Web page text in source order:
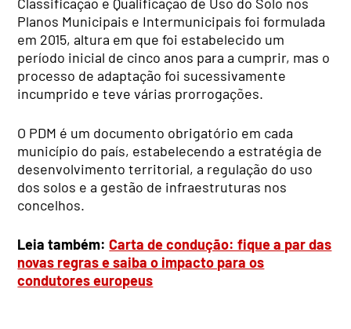
Planos Municipais e Intermunicipais foi formulada
em 2015, altura em que foi estabelecido um
período inicial de cinco anos para a cumprir, mas o
processo de adaptação foi sucessivamente
incumprido e teve várias prorrogações.
O PDM é um documento obrigatório em cada
município do país, estabelecendo a estratégia de
desenvolvimento territorial, a regulação do uso
dos solos e a gestão de infraestruturas nos
concelhos.
Leia também:Carta de condução: fique a par das
novas regras e saiba o impacto para os
condutores europeus